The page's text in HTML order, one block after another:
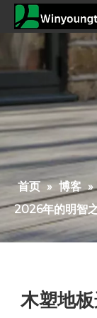
首页 » 博客 »
2026年的明智
木塑地